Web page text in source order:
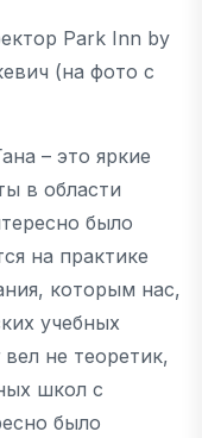
Park Inn by
(на фото с
– это яркие
в области
было
на практике
которым нас,
учебных
не теоретик,
школ с
было